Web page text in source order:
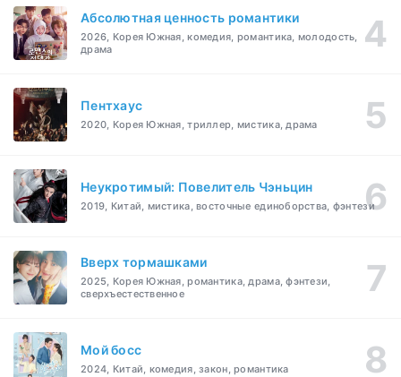
Абсолютная ценность романтики
2026, Корея Южная, комедия, романтика, молодость,
драма
Пентхаус
2020, Корея Южная, триллер, мистика, драма
Неукротимый: Повелитель Чэньцин
2019, Китай, мистика, восточные единоборства, фэнтези
Вверх тормашками
2025, Корея Южная, романтика, драма, фэнтези,
сверхъестественное
Мой босс
2024, Китай, комедия, закон, романтика